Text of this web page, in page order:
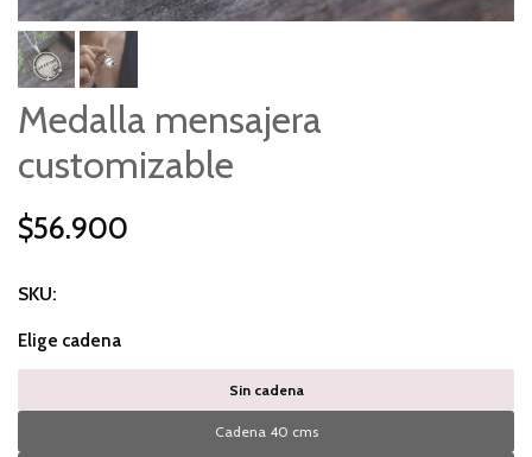
Medalla mensajera
customizable
$56.900
SKU:
Elige cadena
Sin cadena
Cadena 40 cms